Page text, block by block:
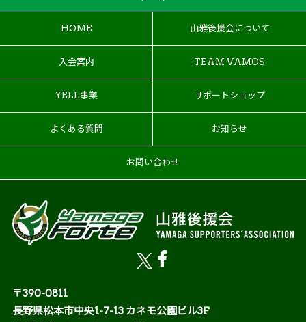
HOME 山雅後援会について
入会案内 TEAM VAMOS
YELL事業 サポートショップ
よくある質問 お知らせ
お問い合わせ
〒390-0811
長野県松本市中央1-7-13 カネモ公園ビル3F